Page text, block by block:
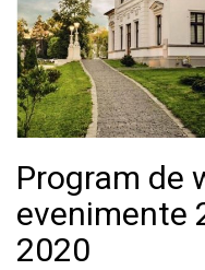
Program de
evenimente
2020